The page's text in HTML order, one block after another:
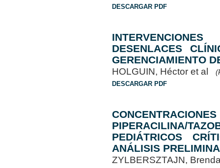
DESCARGAR PDF
DESENLACES
GERENCIAMIENTO
HOLGUIN, Héctor et al
DESCARGAR PDF
PIPERACILINA/
PEDIÁTRICOS
ANÁLISIS
ZYLBERSZTAJN,